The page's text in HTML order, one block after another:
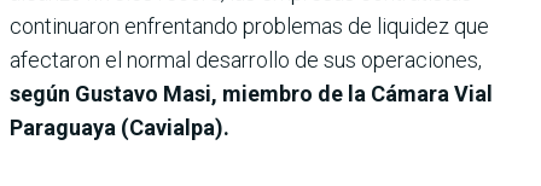
continuaron enfrentando problemas de liquidez que
afectaron el normal desarrollo de sus operaciones,
según Gustavo Masi, miembro de la Cámara Vial
Paraguaya (Cavialpa).